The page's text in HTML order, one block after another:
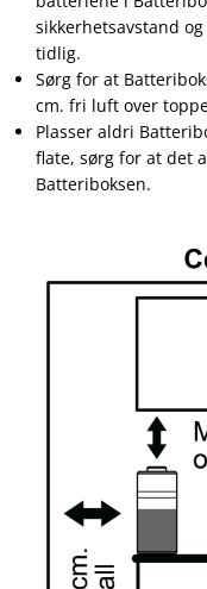
sikkerhetsavstand
tidlig.
Sørg for at
cm. fri luft over
Plasser aldri
flate, sørg for at det
Batteriboksen.